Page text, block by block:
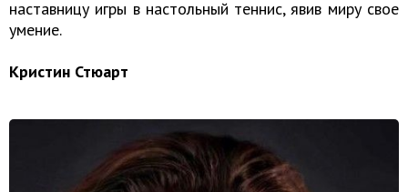
наставницу игры в настольный теннис, явив миру свое
умение.
Кристин Стюарт